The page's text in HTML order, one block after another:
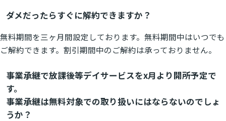
ダメだったらすぐに解約できますか？
無料期間を三ヶ月間設定しております。無料期間中はいつでも
ご解約できます。割引期間中のご解約は承っておりません。
事業承継で放課後等デイサービスをx月より開所予定で
す。
事業承継は無料対象での取り扱いにはならないのでしょ
うか？